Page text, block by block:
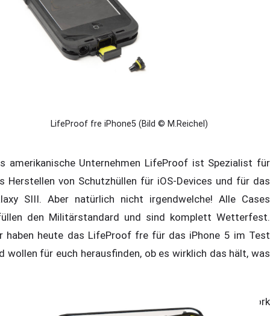
LifeProof fre iPhone5 (Bild © M.Reichel)
amerikanische Unternehmen LifeProof ist Spezialist für
Herstellen von Schutzhüllen für iOS-Devices und für das
SIII. Aber natürlich nicht irgendwelche! Alle Cases
den Militärstandard und sind komplett Wetterfest.
haben heute das LifeProof fre für das iPhone 5 im Test
wollen für euch herausfinden, ob es wirklich das hält, was
dieser Stelle geht noch ein Dank an GlobalCom PR Network